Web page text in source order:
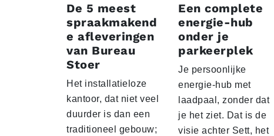
De 5 meest
spraakmakend
e afleveringen
van Bureau
Stoer
Het installatieloze
kantoor, dat niet veel
duurder is dan een
traditioneel gebouw;
Een complete
energie-hub
onder je
parkeerplek
Je persoonlijke
energie-hub met
laadpaal, zonder dat
je het ziet. Dat is de
visie achter Sett, het